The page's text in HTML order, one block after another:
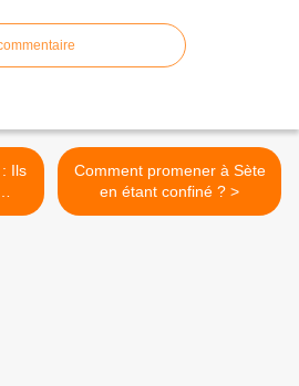
Comment promener à Sète
en étant confiné ? >